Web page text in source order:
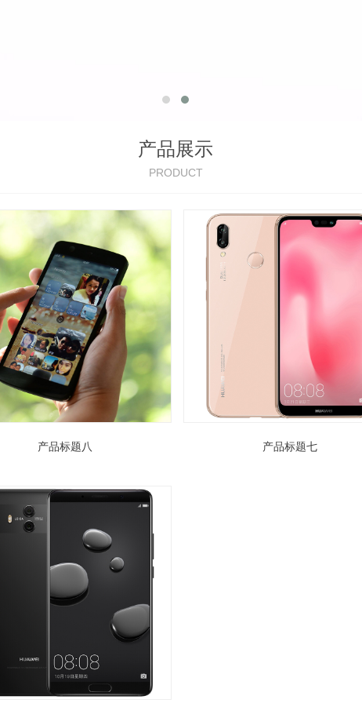
产品展示
PRODUCT
产品标题八 产品标题七